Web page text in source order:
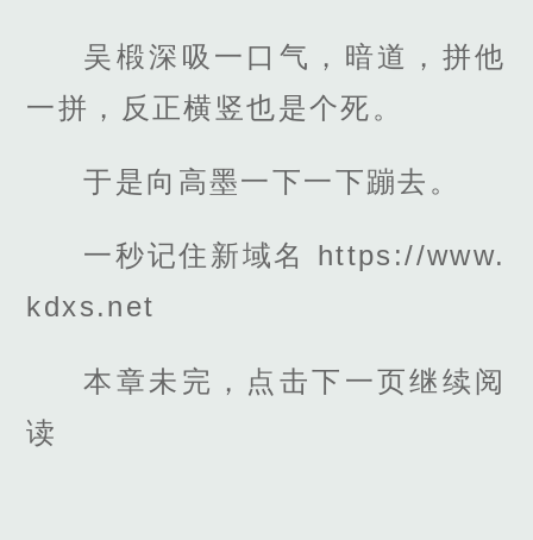
吴椴深吸一口气，暗道，拼他
一拼，反正横竖也是个死。
于是向高墨一下一下蹦去。
一秒记住新域名 https://www.
kdxs.net
本章未完，点击下一页继续阅
读